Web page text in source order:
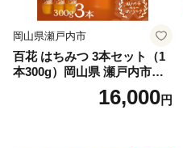
岡山県瀬戸内市
百花 はちみつ 3本セット（1
本300g）岡山県 瀬戸内市産
石黒農園 ヨーグルト パン 砂
糖の代わり 香り高い いい香
16,000円